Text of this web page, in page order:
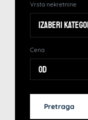
Vrsta nekretnine
Cena
Pretraga